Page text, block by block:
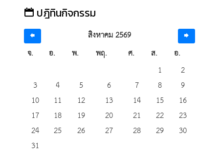
ปฎิทินกิจกรรม
สิงหาคม 2569
จ.
อ. พ. พฤ. ศ. ส.
อ.
1
2
3
4 5 6 7 8
9
10
11 12 13 14 15
16
17
18 19 20 21 22
23
24
25 26 27 28 29
30
31